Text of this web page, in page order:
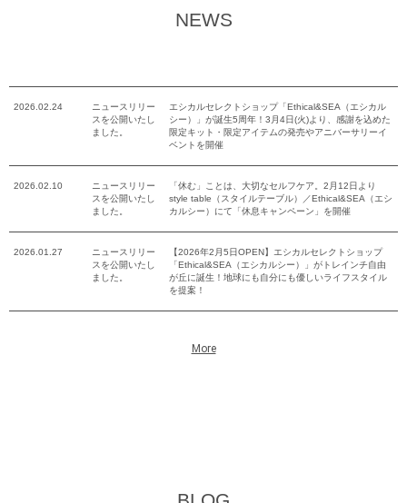
NEWS
2026.02.24
ニュースリリー
スを公開いたし
ました。
エシカルセレクトショップ「Ethical&SEA（エシカル
シー）」が誕生5周年！3月4日(火)より、感謝を込めた
限定キット・限定アイテムの発売やアニバーサリーイ
ベントを開催
2026.02.10
ニュースリリー
スを公開いたし
ました。
「休む」ことは、大切なセルフケア。2月12日より
style table（スタイルテーブル）／Ethical&SEA（エシ
カルシー）にて「休息キャンペーン」を開催
2026.01.27
ニュースリリー
スを公開いたし
ました。
【2026年2月5日OPEN】エシカルセレクトショップ
「Ethical&SEA（エシカルシー）」がトレインチ自由
が丘に誕生！地球にも自分にも優しいライフスタイル
を提案！
More